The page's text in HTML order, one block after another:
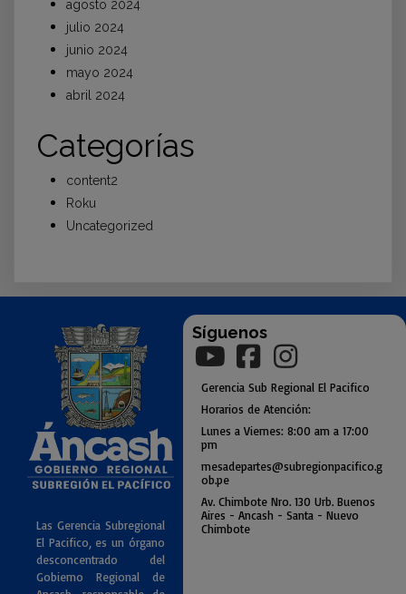
agosto 2024
julio 2024
junio 2024
mayo 2024
abril 2024
Categorías
content2
Roku
Uncategorized
Las Gerencia Subregional
El Pacifico, es un órgano
desconcentrado del
Gobierno Regional de
Síguenos
Gerencia Sub Regional El Pacifico
Horarios de Atención:
Lunes a Viernes: 8:00 am a 17:00
pm
mesadepartes@subregionpacifico.g
ob.pe
Av. Chimbote Nro. 130 Urb. Buenos
Aires - Ancash - Santa - Nuevo
Chimbote